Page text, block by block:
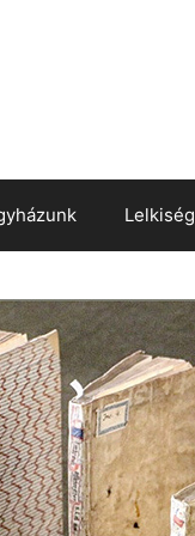
Lelkiség